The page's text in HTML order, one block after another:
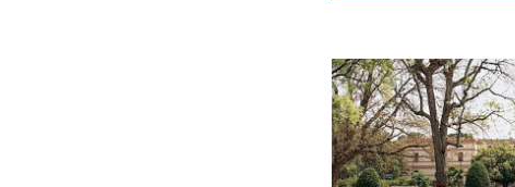
पैसे
पहुंचे,
बेटियां
नहीं
पिता
की